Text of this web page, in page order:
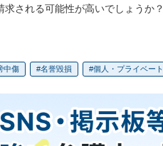
される可能性が高いでしょうか？
中傷 名誉毀損 個人・プライベート